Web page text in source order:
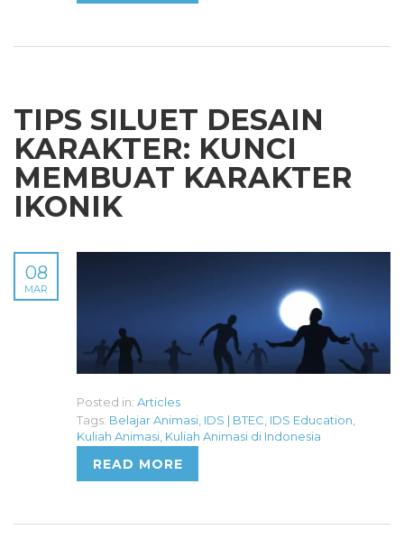
TIPS SILUET DESAIN
KARAKTER: KUNCI
MEMBUAT KARAKTER
IKONIK
08
MAR
Posted in: Articles
Tags: Belajar Animasi, IDS | BTEC, IDS Education,
Kuliah Animasi, Kuliah Animasi di Indonesia
READ MORE